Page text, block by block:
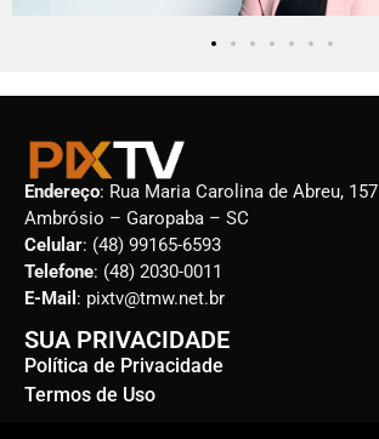
Endereço: Rua Maria Carolina de Abreu, 157
Ambrósio – Garopaba – SC
Celular: (48) 99165-6593
Telefone: (48) 2030-0011
E-Mail : pixtv@tmw.net.br
SUA PRIVACIDADE
Política de Privacidade
Termos de Uso